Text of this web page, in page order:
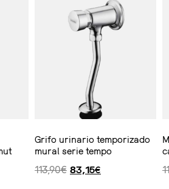
Grifo urinario temporizado
mural serie tempo
113,90€ 83,15€